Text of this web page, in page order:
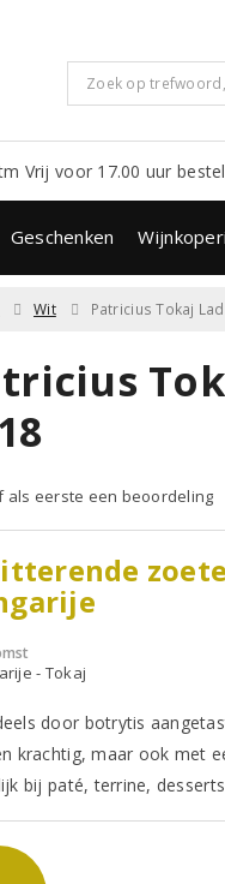
Vrij voor 17.00 uur
Geschenken
Wit Patricius Tokaj
als eerste een beoordeling
- Tokaj
door botrytis
krachtig, maar ook met
bij paté, terrine,